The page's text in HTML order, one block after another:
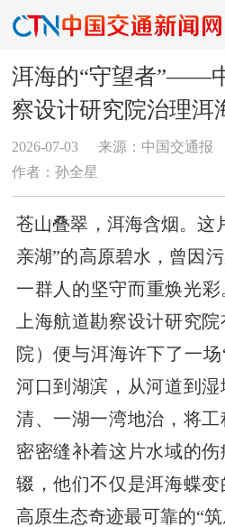
洱海的“守望者”——
察设计研究院治理洱
2026-07-03 来源：中国交通报
作者：孙全星
苍山叠翠，洱海含烟。这
亲湖”的高原碧水，曾因
一群人的坚守而重焕光
上海航道勘察设计研究
院）便与洱海许下了一
河口到湖滨，从河道到
清、一湖一湾地治，将工
密密缝补着这片水域的
辍，他们不仅是洱海蝶
高原生态奇迹最可靠的“筑